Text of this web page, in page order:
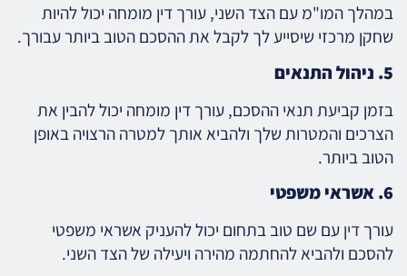
במהלך המו"מ עם הצד השני, עורך דין מומחה יכול להיות
שחקן מרכזי שיסייע לך לקבל את ההסכם הטוב ביותר עבורך.
5. ניהול התנאים
בזמן קביעת תנאי ההסכם, עורך דין מומחה יכול להבין את
הצרכים והמטרות שלך ולהביא אותך למטרה הרצויה באופן
הטוב ביותר.
6. אשראי משפטי
עורךדיןעם שם טוב בתחום יכול להעניק אשראי משפטי
להסכם ולהביא להחתמה מהירה ויעילה של הצד השני.